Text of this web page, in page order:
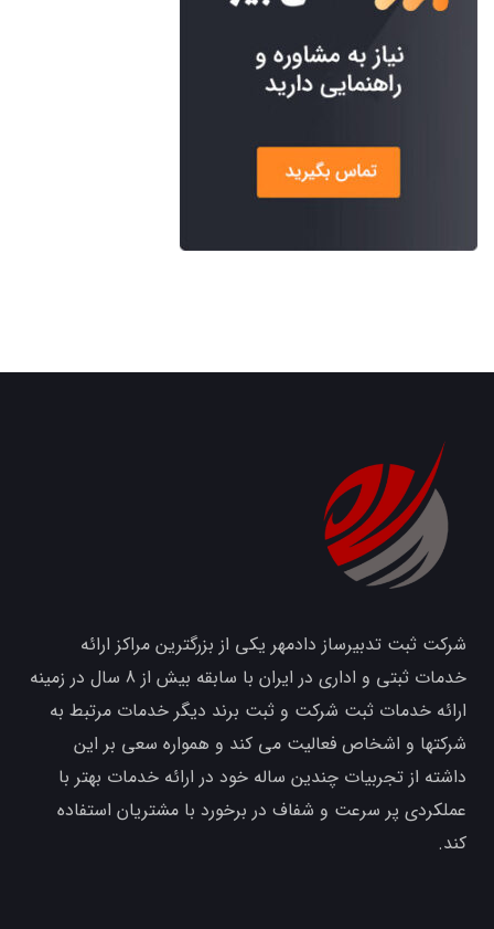
شرکت ثبت تدبیرساز دادمهر یکی از بزرگترین مراکز ارائه
خدمات ثبتی و اداری در ایران با سابقه بیش از 8 سال در زمینه
ارائه خدمات ثبت شرکت و ثبت برند دیگر خدمات مرتبط به
شرکتها و اشخاص فعالیت می کند و همواره سعی بر این
داشته از تجربیات چندین ساله خود در ارائه خدمات بهتر با
عملکردی پر سرعت و شفاف در برخورد با مشتریان استفاده
کند.